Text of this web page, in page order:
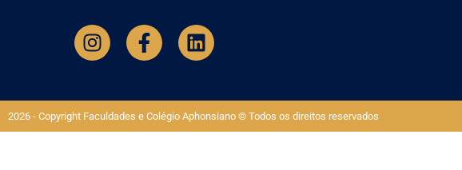
2026 - Copyright Faculdades e Colégio Aphonsiano © Todos os direitos reservados​